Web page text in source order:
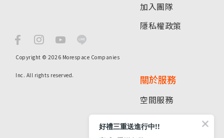
Copyright © 2026 Morespace Companies
Inc. All rights reserved.
加入團隊
隱私權政策
關於服務
空間服務
好禮三重送進行中!!